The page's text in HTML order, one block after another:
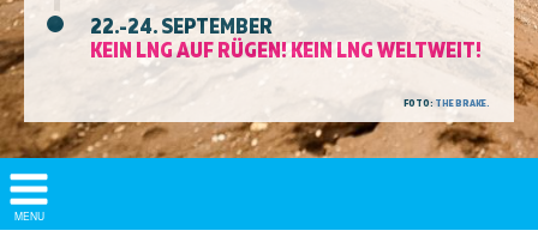
22.-24. SEPTEMBER
KEIN LNG AUF RÜGEN! KEIN LNG WELTWEIT!
FOTO: THE BRAKE.
Show/
Hide
MENU